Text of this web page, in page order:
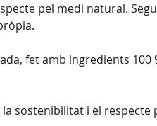
pel medi natural.
fet amb ingredients 100
sostenibilitat i el respecte